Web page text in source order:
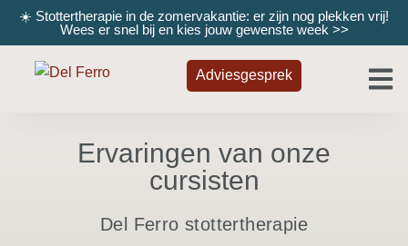
☀️ Stottertherapie in de zomervakantie: er zijn nog plekken vrij!
Wees er snel bij en kies jouw gewenste week >>
Adviesgesprek
Ervaringen van onze
cursisten
Del Ferro stottertherapie